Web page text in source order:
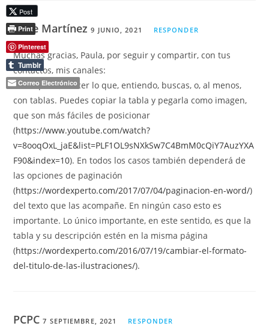
Pepe Martínez9 JUNIO, 2021 RESPONDER
Muchas gracias, Paula, por seguir y compartir, con tus
contactos, mis canales:
No se puede hacer lo que, entiendo, buscas, o, al menos,
con tablas. Puedes copiar la tabla y pegarla como imagen,
que son más fáciles de posicionar
(https://www.youtube.com/watch?
v=8ooqOxL_jaE&list=PLF1OL9sNXkSw7C4BmM0cQiY7AuzYXA
F90&index=10). En todos los casos también dependerá de
las opciones de paginación
(https://wordexperto.com/2017/07/04/paginacion-en-word/)
del texto que las acompañe. En ningún caso esto es
importante. Lo único importante, en este sentido, es que la
tabla y su descripción estén en la misma página
(https://wordexperto.com/2016/07/19/cambiar-el-formato-
del-titulo-de-las-ilustraciones/).
PCPC7 SEPTIEMBRE, 2021 RESPONDER
Post
Print
Pinterest
Tumblr
Correo Electrónico